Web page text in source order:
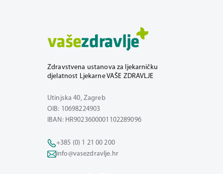
Zdravstvena ustanova za ljekarničku
djelatnost Ljekarne VAŠE ZDRAVLJE
Utinjska 40, Zagreb
OIB: 10698224903
IBAN: HR9023600001102289096
+385 (0) 1 21 00 200
info@vasezdravlje.hr